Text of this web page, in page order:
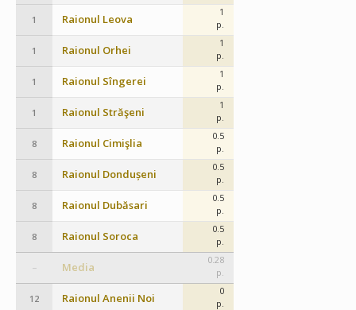
1 Raionul Leova
1
p.
1 Raionul Orhei
1
p.
1 Raionul Sîngerei
1
p.
1 Raionul Străşeni
1
p.
8 Raionul Cimişlia
0.5
p.
8 Raionul Dondușeni
0.5
p.
8 Raionul Dubăsari
0.5
p.
8 Raionul Soroca
0.5
p.
– Media
0.28
p.
12 Raionul Anenii Noi
0
p.